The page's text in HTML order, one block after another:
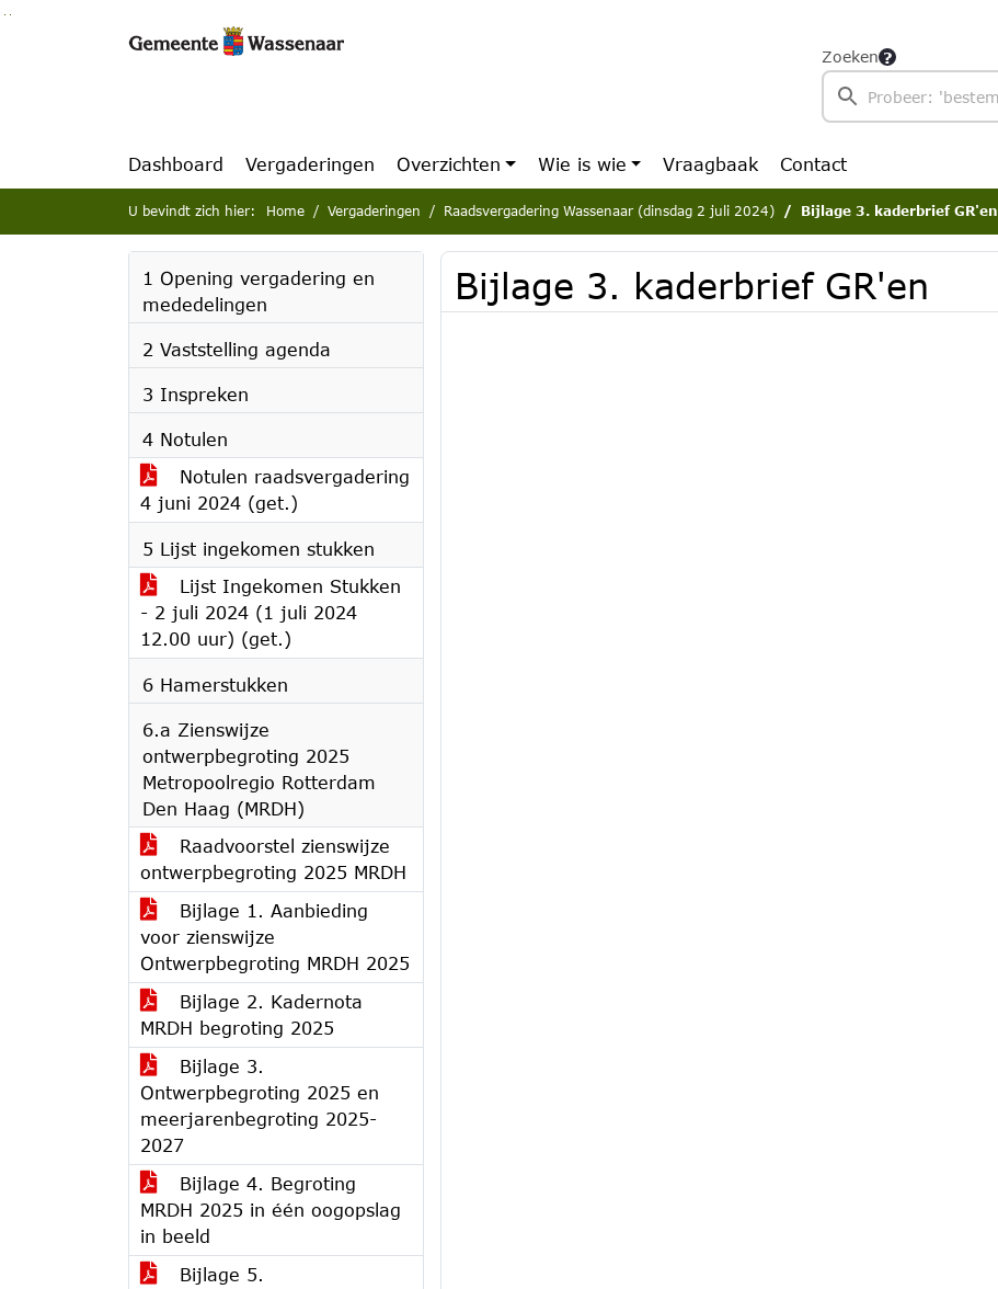
Ga naar de inhoud van deze pagina
Zoeken
Dashboard Vergaderingen Overzichten Wie is wie Vraagbaak Contact
U bevindt zich hier: Home Vergaderingen Raadsvergadering Wassenaar (dinsdag 2 juli 2024) Bijlage 3. kaderbrief GR'en
1 Opening vergadering en
mededelingen
2 Vaststelling agenda
3 Inspreken
4 Notulen
Notulen raadsvergadering
4 juni 2024 (get.)
5 Lijst ingekomen stukken
Lijst Ingekomen Stukken
- 2 juli 2024 (1 juli 2024
12.00 uur) (get.)
6 Hamerstukken
6.a Zienswijze
ontwerpbegroting 2025
Metropoolregio Rotterdam
Den Haag (MRDH)
Raadvoorstel zienswijze
ontwerpbegroting 2025 MRDH
Bijlage 1. Aanbieding
voor zienswijze
Ontwerpbegroting MRDH 2025
Bijlage 2. Kadernota
MRDH begroting 2025
Bijlage 3.
Ontwerpbegroting 2025 en
meerjarenbegroting 2025-
2027
Bijlage 4. Begroting
MRDH 2025 in één oogopslag
in beeld
Bijlage 5.
Bijlage 3. kaderbrief GR'en